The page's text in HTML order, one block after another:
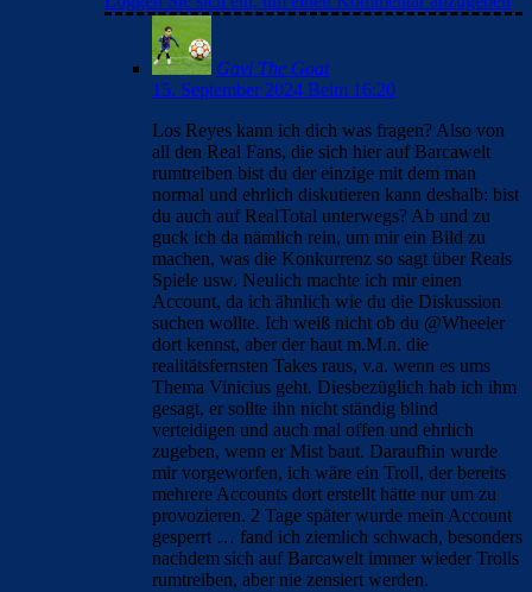
Gavi The Goat
15. September 2024 Beim 16:20
Los Reyes kann ich dich was fragen? Also von
all den Real Fans, die sich hier auf Barcawelt
rumtreiben bist du der einzige mit dem man
normal und ehrlich diskutieren kann deshalb: bist
du auch auf RealTotal unterwegs? Ab und zu
guck ich da nämlich rein, um mir ein Bild zu
machen, was die Konkurrenz so sagt über Reals
Spiele usw. Neulich machte ich mir einen
Account, da ich ähnlich wie du die Diskussion
suchen wollte. Ich weiß nicht ob du @Wheeler
dort kennst, aber der haut m.M.n. die
realitätsfernsten Takes raus, v.a. wenn es ums
Thema Vinicius geht. Diesbezüglich hab ich ihm
gesagt, er sollte ihn nicht ständig blind
verteidigen und auch mal offen und ehrlich
zugeben, wenn er Mist baut. Daraufhin wurde
mir vorgeworfen, ich wäre ein Troll, der bereits
mehrere Accounts dort erstellt hätte nur um zu
provozieren. 2 Tage später wurde mein Account
gesperrt … fand ich ziemlich schwach, besonders
nachdem sich auf Barcawelt immer wieder Trolls
rumtreiben, aber nie zensiert werden.